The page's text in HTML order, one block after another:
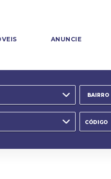
ANUNCIE
BAIRRO